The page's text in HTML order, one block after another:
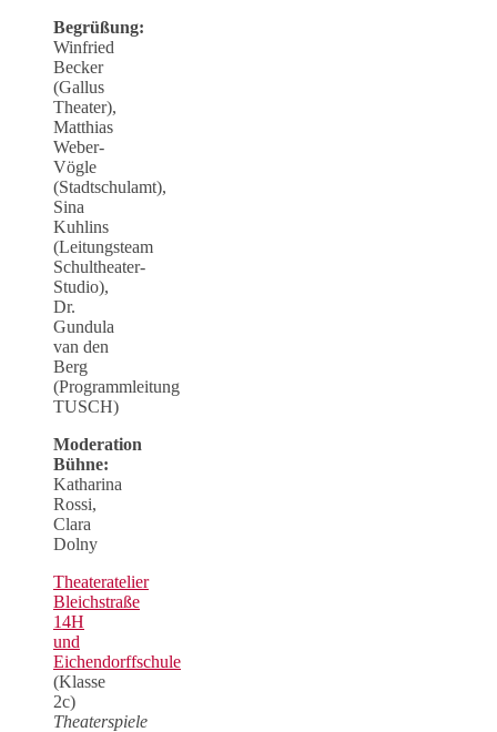
Begrüßung:
Winfried
Becker
(Gallus
Theater),
Matthias
Weber-
Vögle
(Stadtschulamt),
Sina
Kuhlins
(Leitungsteam
Schultheater-
Studio),
Dr.
Gundula
van den
Berg
(Programmleitung
TUSCH)
Moderation
Bühne:
Katharina
Rossi,
Clara
Dolny
Theateratelier
Bleichstraße
14H
und
Eichendorffschule
(Klasse
2c)
Theaterspiele